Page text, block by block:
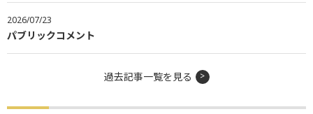
2026/07/23
パブリックコメント
過去記事一覧を見る